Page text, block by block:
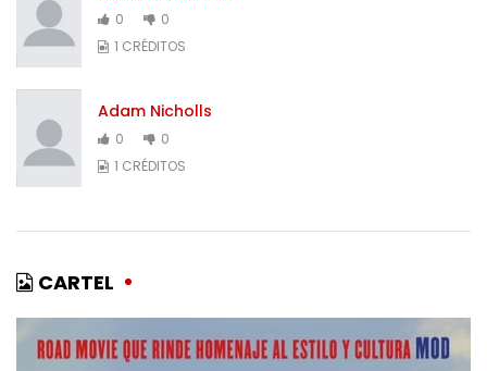
0
0
1 CRÉDITOS
Adam Nicholls
0
0
1 CRÉDITOS
CARTEL